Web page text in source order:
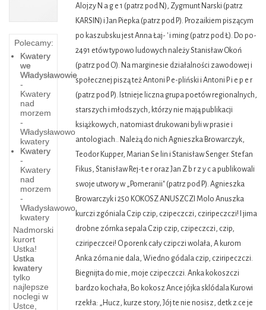
Polecamy:
Kwatery
we
Władysławowie
-
Kwatery
nad
morzem
-
Władysławowo
kwatery
Kwatery
-
Kwatery
nad
morzem
-
Władysławowo
kwatery
Nadmorski
kurort
Ustka!
Ustka
kwatery
tylko
najlepsze
noclegi w
Ustce,
Westerplatte
-
miejsce
Alojzy N a g e 1 (patrz pod N), Zygmunt Narski (patrz
KARSIN) i Jan Piepka (patrz pod P). Prozaikiem piszącym
po kaszubsku jest Anna Łaj- ' i ming (patrz pod Ł). Do po-
2491 etów typowo ludowych należy Stanisław Okoń
(patrz pod O). Na marginesie działalności zawodowej i
społecznej piszą też Antoni P e-pliński i Antoni P i e p e r
(patrz pod P). Istnieje liczna grupa poetów regionalnych,
starszych i młodszych, którzy nie mają publikacji
książkowych, natomiast drukowani byli w prasie i
antologiach.. Należą do nich Agnieszka Browarczyk,
Teodor Kupper, Marian Se lin i Stanisław Senger. Stefan
Fikus, Stanisław Rej-t e r oraz Jan Z b r z y c a publikowali
swoje utwory w „Pomeranii" (patrz pod P). Agnieszka
Browarczyk i 250 KOKOSZ ANUSZCZI Molo Anuszka
kurczi zgóniala Czip czip, czipeczczi, cziripeczczi! I jima
drobne zórnka sepala Czip czip, czipeczczi, czip,
cziripeczcei! O porenk cały czipczi wolała, A kurom
Anka zórna nie dala, Wiedno gódala czip, cziripeczczi.
Biegnijta do mie, moje czipeczczi. Anka kokoszczi
bardzo kochała, Bo kokosz Ance jójka sklódala Kurowi
rzekła: „Hucz, kurze story, Jój te nie nosisz, detk z.ce je